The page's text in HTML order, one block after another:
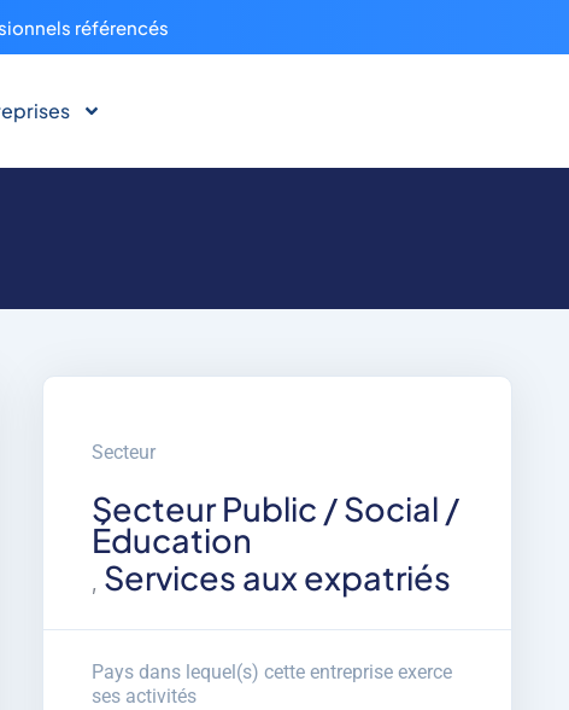
référencés
Secteur
Secteur Public / Social /
Éducation
, Services aux expatriés
Pays dans lequel(s) cette entreprise exerce
ses activités